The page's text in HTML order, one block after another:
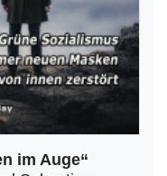
im Auge“